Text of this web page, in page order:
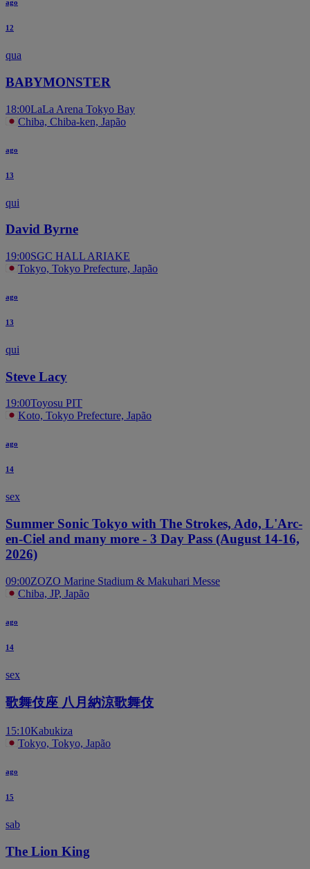
ago
12
qua
BABYMONSTER
18:00LaLa Arena Tokyo Bay
Chiba, Chiba-ken, Japão
ago
13
qui
David Byrne
19:00SGC HALL ARIAKE
Tokyo, Tokyo Prefecture, Japão
ago
13
qui
Steve Lacy
19:00Toyosu PIT
Koto, Tokyo Prefecture, Japão
ago
14
sex
Summer Sonic Tokyo with The Strokes, Ado, L'Arc-
en-Ciel and many more - 3 Day Pass (August 14-16,
2026)
09:00ZOZO Marine Stadium & Makuhari Messe
Chiba, JP, Japão
ago
14
sex
歌舞伎座 八月納涼歌舞伎
15:10Kabukiza
Tokyo, Tokyo, Japão
ago
15
sab
The Lion King